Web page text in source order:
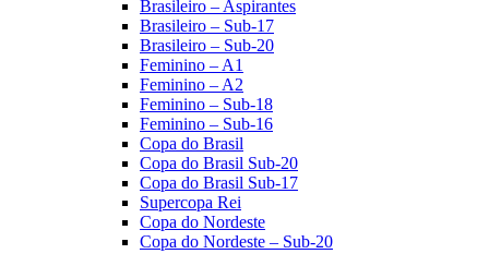
Brasileiro – Aspirantes
Brasileiro – Sub-17
Brasileiro – Sub-20
Feminino – A1
Feminino – A2
Feminino – Sub-18
Feminino – Sub-16
Copa do Brasil
Copa do Brasil Sub-20
Copa do Brasil Sub-17
Supercopa Rei
Copa do Nordeste
Copa do Nordeste – Sub-20